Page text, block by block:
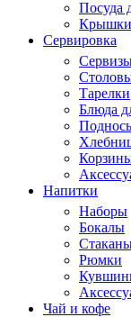
Посуда
Крышки
Сервировка
Тарелки
Блюда
Напитки
Наборы
Бокалы
Рюмки
Чай и кофе